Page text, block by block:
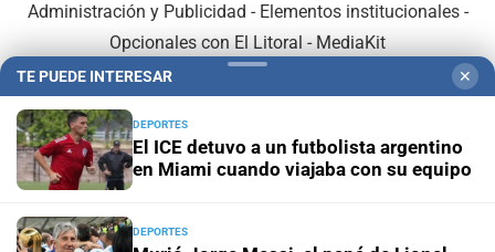
Administración y Publicidad - Elementos institucionales-
Opcionales con El Litoral - MediaKit
En Asociación con:
TE PUEDE INTERESAR ✕
DEPORTES
El ICE detuvo a un futbolista argentino
en Miami cuando viajaba con su equipo
DEPORTES